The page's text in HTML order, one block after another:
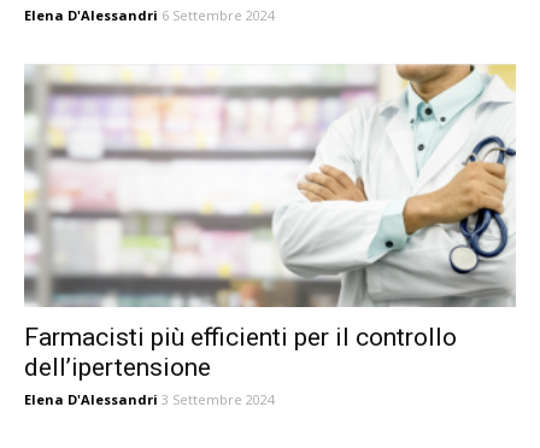
Elena D'Alessandri 6 Settembre 2024
Farmacisti più efficienti per il controllo
dell’ipertensione
Elena D'Alessandri 3 Settembre 2024